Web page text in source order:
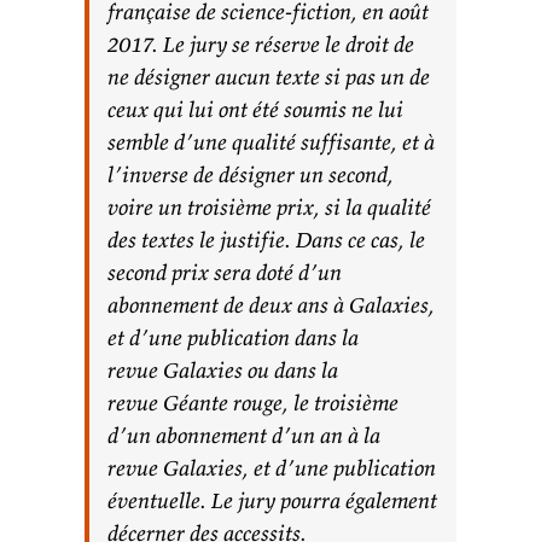
française de science-fiction, en août
2017. Le jury se réserve le droit de
ne désigner aucun texte si pas un de
ceux qui lui ont été soumis ne lui
semble d’une qualité suffisante, et à
l’inverse de désigner un second,
voire un troisième prix, si la qualité
des textes le justifie. Dans ce cas, le
second prix sera doté d’un
abonnement de deux ans à Galaxies,
et d’une publication dans la
revue Galaxies ou dans la
revue Géante rouge, le troisième
d’un abonnement d’un an à la
revue Galaxies, et d’une publication
éventuelle. Le jury pourra également
décerner des accessits.